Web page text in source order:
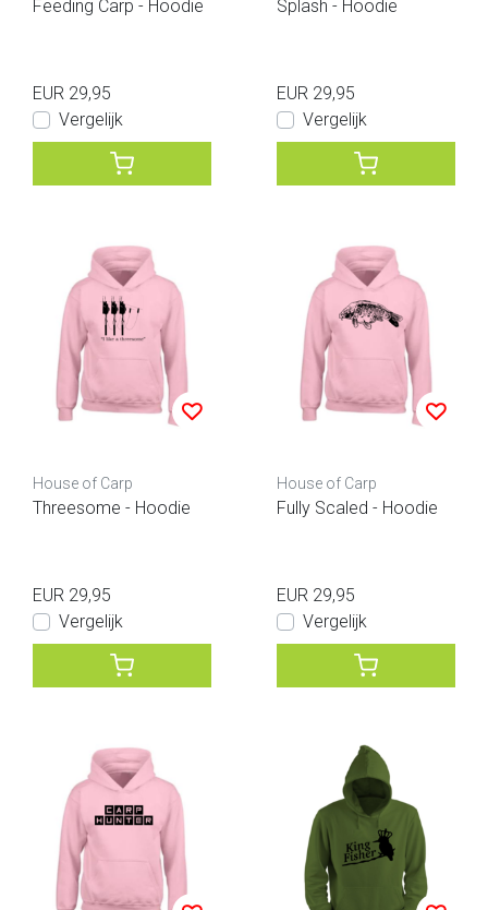
Feeding Carp - Hoodie
EUR 29,95
Vergelijk
Splash - Hoodie
EUR 29,95
Vergelijk
House of Carp
Threesome - Hoodie
EUR 29,95
Vergelijk
House of Carp
Fully Scaled - Hoodie
EUR 29,95
Vergelijk